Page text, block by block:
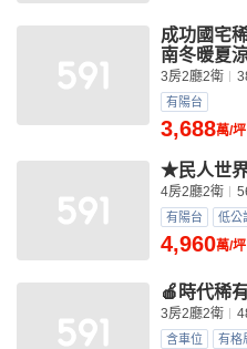
成功國宅
南冬暖夏
3房2廳2衛
有陽台
3,688萬/坪
★民人世
4房2廳2衛
有陽台 低公
4,960萬/坪
🍎時代稀
3房2廳2衛
含車位 有格